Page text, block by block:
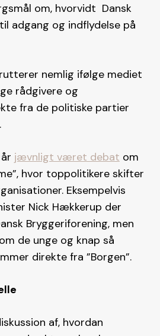
om, hvorvidt Dansk
adgang og indflydelse på
nemlig ifølge mediet
rådgivere og
fra de politiske partier
jævnligt været debat om
hvor toppolitikere skifter
Eksempelvis
Nick Hækkerup der
Bryggeriforening, men
de unge og knap så
direkte fra ”Borgen”.
af, hvordan